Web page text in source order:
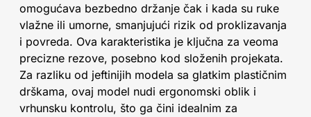
omogućava bezbedno držanje čak i kada su ruke
vlažne ili umorne, smanjujući rizik od proklizavanja
i povreda. Ova karakteristika je ključna za veoma
precizne rezove, posebno kod složenih projekata.
Za razliku od jeftinijih modela sa glatkim plastičnim
drškama, ovaj model nudi ergonomski oblik i
vrhunsku kontrolu, što ga čini idealnim za